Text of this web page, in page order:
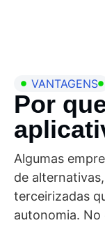
VANTAGENS
Por
Algumas
de
terceirizadas
autonomia. No